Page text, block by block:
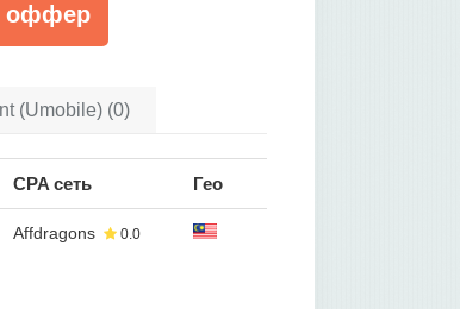
оффер
(Umobile) (0)
CPA сеть Гео
Affdragons 0.0